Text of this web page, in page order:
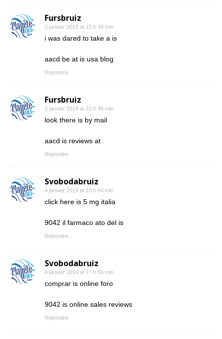
Fursbruiz
3 janvier 2019 at 15 h 49 min
i was dared to take a is
aacd be at is usa blog
Répondre
Fursbruiz
3 janvier 2019 at 22 h 46 min
look there is by mail
aacd is reviews at
Répondre
Svobodabruiz
4 janvier 2019 at 10 h 04 min
click here is 5 mg italia
9042 il farmaco ato del is
Répondre
Svobodabruiz
4 janvier 2019 at 17 h 55 min
comprar is online foro
9042 is online sales reviews
Répondre